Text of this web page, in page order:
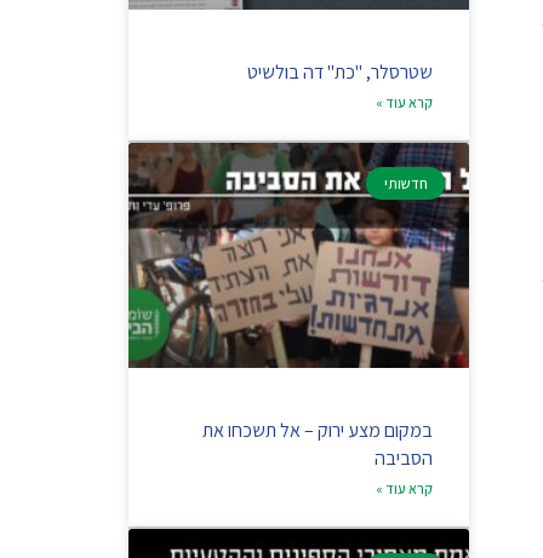
שטרסלר, "כת" דה בולשיט
קרא עוד »
חדשותי
במקום מצע ירוק – אל תשכחו את
הסביבה
קרא עוד »